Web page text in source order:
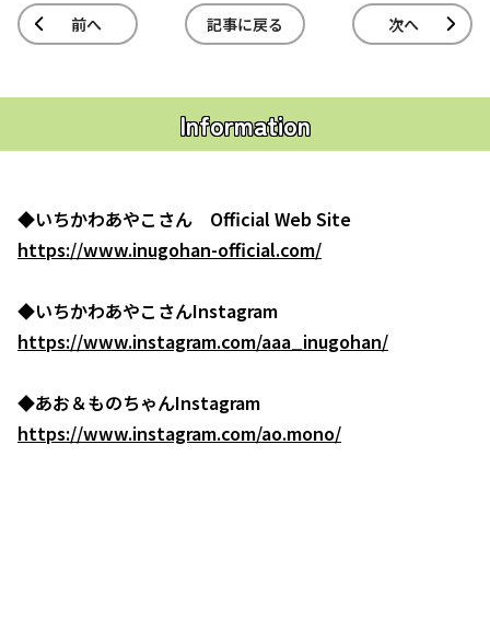
前へ 記事に戻る 次へ
Information
◆いちかわあやこさん Official Web Site
https://www.inugohan-official.com/
◆いちかわあやこさんInstagram
https://www.instagram.com/aaa_inugohan/
◆あお＆ものちゃんInstagram
https://www.instagram.com/ao.mono/